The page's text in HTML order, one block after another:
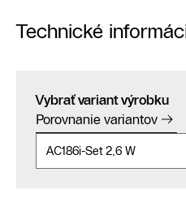
Technické
Vybrať variant výrobku
Porovnanie variantov